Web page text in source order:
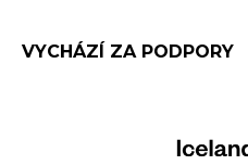
VYCHÁZÍ ZA PODPORY